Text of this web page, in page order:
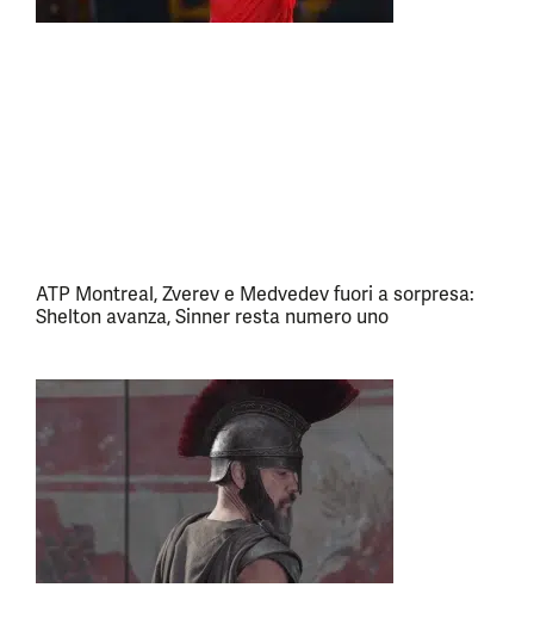
ATP Montreal, Zverev e Medvedev fuori a sorpresa:
Shelton avanza, Sinner resta numero uno